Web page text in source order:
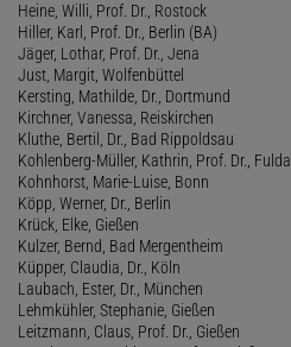
Heine, Willi, Prof. Dr., Rostock
Hiller, Karl, Prof. Dr., Berlin (BA)
Jäger, Lothar, Prof. Dr., Jena
Just, Margit, Wolfenbüttel
Kersting, Mathilde, Dr., Dortmund
Kirchner, Vanessa, Reiskirchen
Kluthe, Bertil, Dr., Bad Rippoldsau
Kohlenberg-Müller, Kathrin, Prof. Dr., Fulda
Kohnhorst, Marie-Luise, Bonn
Köpp, Werner, Dr., Berlin
Krück, Elke, Gießen
Kulzer, Bernd, Bad Mergentheim
Küpper, Claudia, Dr., Köln
Laubach, Ester, Dr., München
Lehmkühler, Stephanie, Gießen
Leitzmann, Claus, Prof. Dr., Gießen